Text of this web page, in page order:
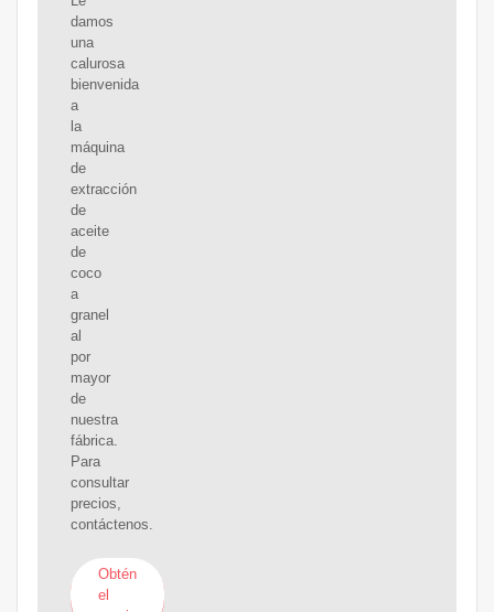
damos
una
calurosa
bienvenida
a
la
máquina
de
extracción
de
aceite
de
coco
a
granel
al
por
mayor
de
nuestra
fábrica.
Para
consultar
precios,
contáctenos.
Obtén
el